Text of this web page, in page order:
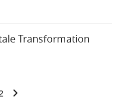
Transformation